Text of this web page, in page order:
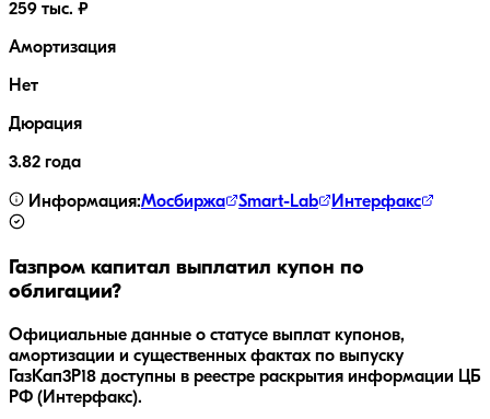
259 тыс. ₽
Амортизация
Нет
Дюрация
3.82 года
Информация:Мосбиржа Smart-Lab Интерфакс
Газпром капитал выплатил купон по
облигации?
Официальные данные о статусе выплат купонов,
амортизации и существенных фактах по выпуску
ГазКап3P18 доступны в реестре раскрытия информации ЦБ
РФ (Интерфакс).